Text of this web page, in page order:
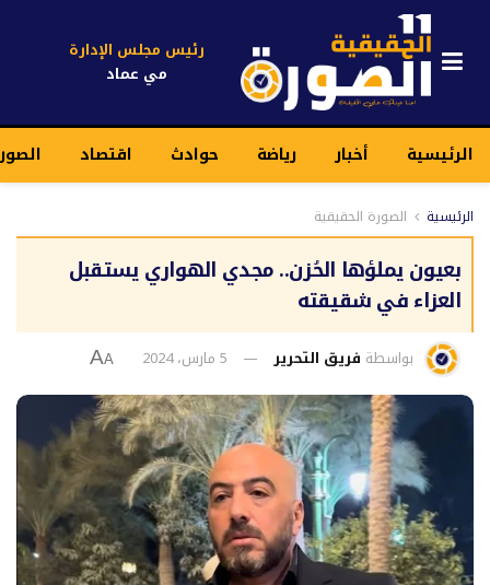
رئيس مجلس الإدارة
مي عماد
الرئيسية أخبار رياضة حوادث اقتصاد
الرئيسية الصورة الحقيقية
بعيون يملؤها الحُزن.. مجدي الهواري يستقبل
العزاء في شقيقته
بواسطة فريق التحرير 5 مارس، 2024 A
A